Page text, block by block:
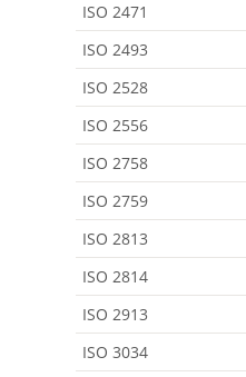
ISO 2471
ISO 2493
ISO 2528
ISO 2556
ISO 2758
ISO 2759
ISO 2813
ISO 2814
ISO 2913
ISO 3034